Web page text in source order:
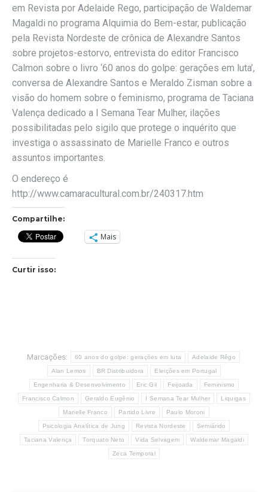
em Revista por Adelaide Rego, participação de Waldemar
Magaldi no programa Alquimia do Bem-estar, publicação
pela Revista Nordeste de crônica de Alexandre Santos
sobre projetos-estorvo, entrevista do editor Francisco
Calmon sobre o livro ‘60 anos do golpe: gerações em luta’,
conversa de Alexandre Santos e Meraldo Zisman sobre a
visão do homem sobre o feminismo, programa de Taciana
Valença dedicado a I Semana Tear Mulher, ilações
possibilitadas pelo sigilo que protege o inquérito que
investiga o assassinato de Marielle Franco e outros
assuntos importantes.
O endereço é
http://www.camaracultural.com.br/240317.htm
Compartilhe:
Mais
Curtir isso:
Marcações: 60 anos do golpe: gerações em luta Adelaide Rêgo
Alan Lemos BR Distribuidora Eleições em Portugal
Engenharia & Desenvolvimento Eric Gil Feijoada Feminismo
Francisco Calmon Geraldo Eugênio I Semana Tear Mulher Liquigas
Marielle Franco Partido Livre Paulo Moroni
Psicologia Analítica de Jung Revista Nordeste Semiárido
Taciana Valença Torquato Neto Vida Selvagem Waldemar Magaldi
Zeca Temporal